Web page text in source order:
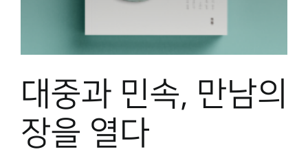
대중과 민속, 만남의
장을 열다